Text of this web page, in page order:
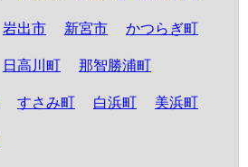
岩出市 新宮市 かつらぎ町
日高川町 那智勝浦町
すさみ町 白浜町 美浜町